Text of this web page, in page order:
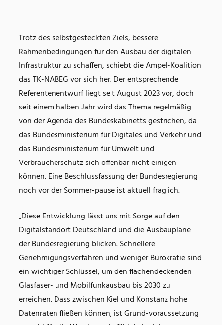
Trotz des selbstgesteckten Ziels, bessere
Rahmenbedingungen für den Ausbau der digitalen
Infrastruktur zu schaffen, schiebt die Ampel-Koalition
das TK-NABEG vor sich her. Der entsprechende
Referentenentwurf liegt seit August 2023 vor, doch
seit einem halben Jahr wird das Thema regelmäßig
von der Agenda des Bundeskabinetts gestrichen, da
das Bundesministerium für Digitales und Verkehr und
das Bundesministerium für Umwelt und
Verbraucherschutz sich offenbar nicht einigen
können. Eine Beschlussfassung der Bundesregierung
noch vor der Sommer-pause ist aktuell fraglich.
„Diese Entwicklung lässt uns mit Sorge auf den
Digitalstandort Deutschland und die Ausbaupläne
der Bundesregierung blicken. Schnellere
Genehmigungsverfahren und weniger Bürokratie sind
ein wichtiger Schlüssel, um den flächendeckenden
Glasfaser- und Mobilfunkausbau bis 2030 zu
erreichen. Dass zwischen Kiel und Konstanz hohe
Datenraten fließen können, ist Grund-voraussetzung